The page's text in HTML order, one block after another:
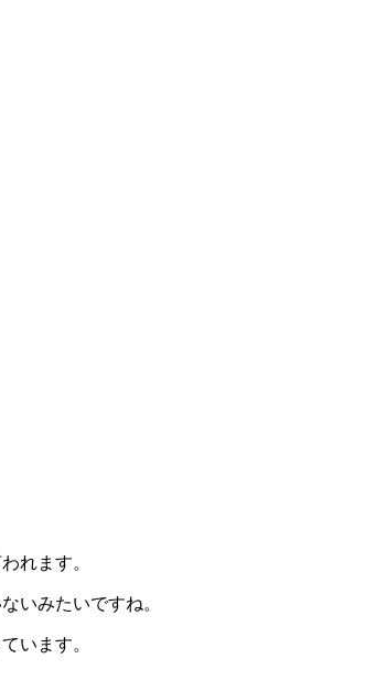
れます。
いみたいですね。
います。